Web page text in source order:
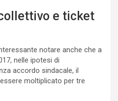
e ticket
notare anche che a
nelle ipotesi di
accordo sindacale, il
moltiplicato per tre